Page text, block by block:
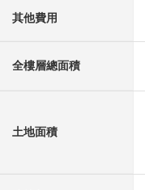
其他費用
全樓層總面積
土地面積